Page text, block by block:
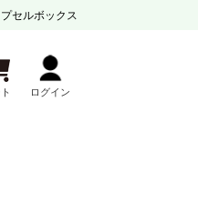
セルボックス
ログイン